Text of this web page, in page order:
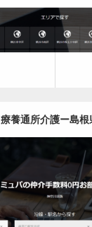
療養通所介護ー島根
更新日：